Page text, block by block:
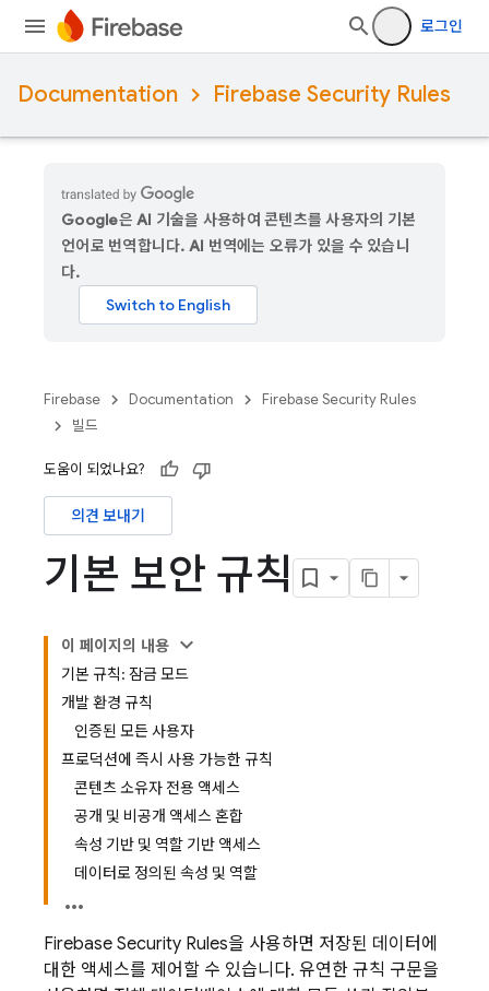
로그인
Documentation Firebase Security Rules
Google은 AI 기술을 사용하여 콘텐츠를 사용자의 기본
언어로 번역합니다. AI 번역에는 오류가 있을 수 있습니
다.
Firebase Documentation
Firebase Security Rules
빌드
도움이 되었나요?
의견 보내기
기본 보안 규칙
이 페이지의 내용
기본 규칙: 잠금 모드
개발 환경 규칙
인증된 모든 사용자
프로덕션에 즉시 사용 가능한 규칙
콘텐츠 소유자 전용 액세스
공개 및 비공개 액세스 혼합
속성 기반 및 역할 기반 액세스
데이터로 정의된 속성 및 역할
Firebase Security Rules을 사용하면 저장된 데이터에
대한 액세스를 제어할 수 있습니다. 유연한 규칙 구문을